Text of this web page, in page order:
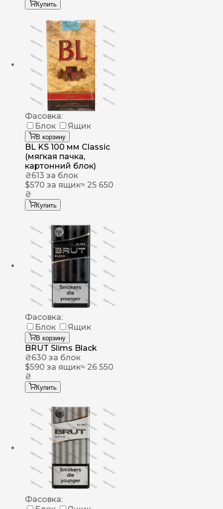
Купить
Фасовка:
Блок
Ящик
В корзину
BL KS 100 мм Classic
(мягкая пачка,
картонний блок)
₴613 за блок
$570 за ящик≈ 25 650
₴
Купить
Фасовка:
Блок
Ящик
В корзину
BRUT Slims Black
₴630 за блок
$590 за ящик≈ 26 550
₴
Купить
Фасовка: